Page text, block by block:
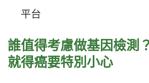
平台
誰值得考慮做基因檢測
就得癌要特別小心